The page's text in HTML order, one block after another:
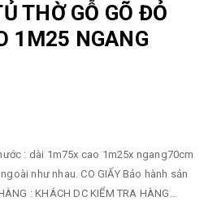
THỜ GỖ GÕ ĐỎ
1M25 NGANG
: dài 1m75x cao 1m25x ngang70cm
như nhau. CO GIẤY Bảo hành sản
: KHÁCH DC KIỂM TRA HÀNG